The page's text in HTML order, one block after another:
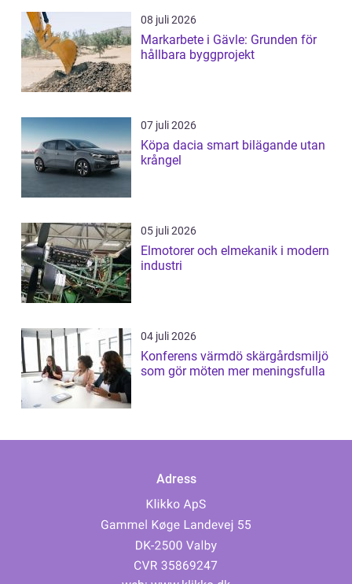
08 juli 2026
Markarbete i Gävle: Grunden för
hållbara byggprojekt
07 juli 2026
Köpa dacia smart bilägande utan
krångel
05 juli 2026
Elmotorer och elmekanik i modern
industri
04 juli 2026
Konferens värmdö skärgårdsmiljö
som gör möten mer meningsfulla
Adress